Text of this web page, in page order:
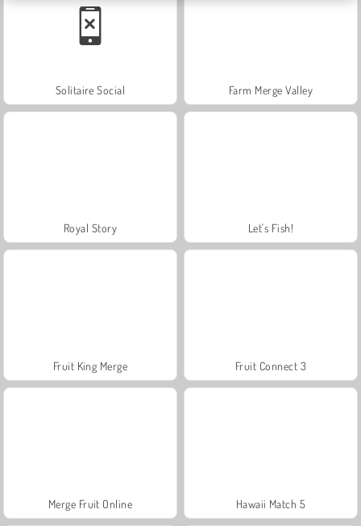
Solitaire Social Farm Merge Valley
Royal Story Let's Fish!
Fruit King Merge Fruit Connect 3
Merge Fruit Online Hawaii Match 5